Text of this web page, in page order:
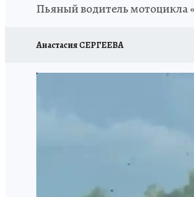
Пьяный водитель мотоцикла
Анастасия СЕРГЕЕВА